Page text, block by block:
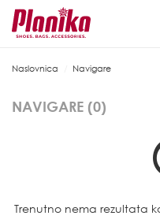
Naslovnica Navigare
NAVIGARE (0)
Trenutno nema rezultata